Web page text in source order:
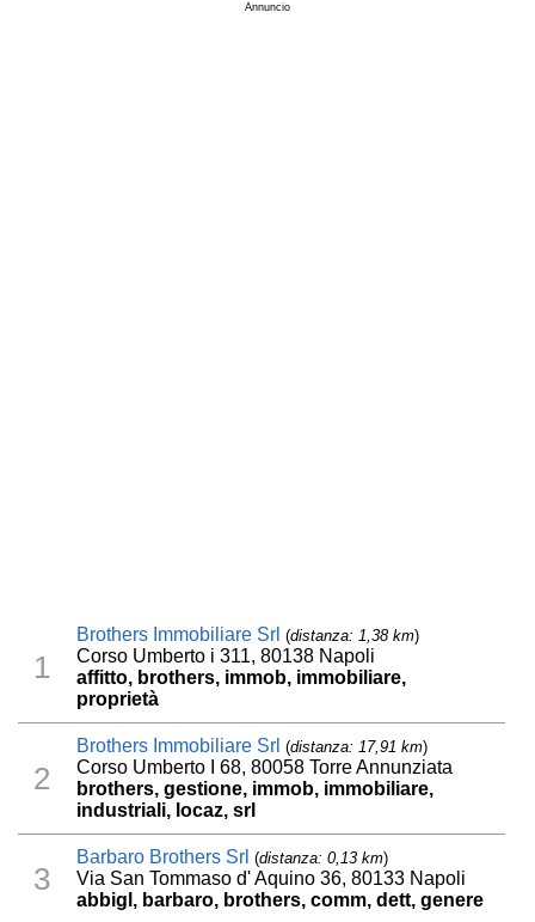
Annuncio
1
Brothers Immobiliare Srl (distanza: 1,38 km)
Corso Umberto i 311, 80138 Napoli
affitto, brothers, immob, immobiliare,
proprietà
2
Brothers Immobiliare Srl (distanza: 17,91 km)
Corso Umberto I 68, 80058 Torre Annunziata
brothers, gestione, immob, immobiliare,
industriali, locaz, srl
3
Barbaro Brothers Srl (distanza: 0,13 km)
Via San Tommaso d' Aquino 36, 80133 Napoli
abbigl, barbaro, brothers, comm, dett, genere